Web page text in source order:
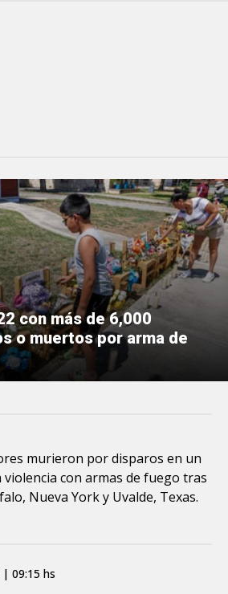
con más de 6,000
o muertos por arma de
murieron por disparos en un
con armas de fuego tras
Nueva York y Uvalde, Texas.
| 09:15 hs